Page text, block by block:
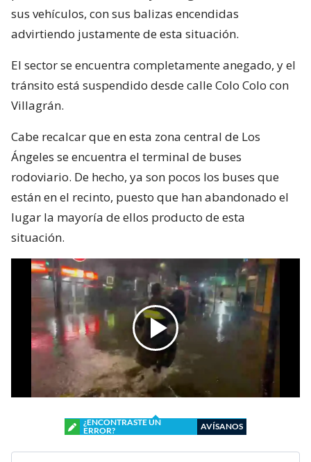
sus vehículos, con sus balizas encendidas
advirtiendo justamente de esta situación.
El sector se encuentra completamente anegado, y el
tránsito está suspendido desde calle Colo Colo con
Villagrán.
Cabe recalcar que en esta zona central de Los
Ángeles se encuentra el terminal de buses
rodoviario. De hecho, ya son pocos los buses que
están en el recinto, puesto que han abandonado el
lugar la mayoría de ellos producto de esta
situación.
¿ENCONTRASTE UN
ERROR?
AVÍSANOS